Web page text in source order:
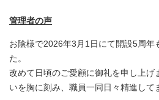
管理者の声
お陰様で2026年3月1日にて開設5周年
た。
改めて日頃のご愛顧に御礼を申し上げ
いを胸に刻み、職員一同日々精進して